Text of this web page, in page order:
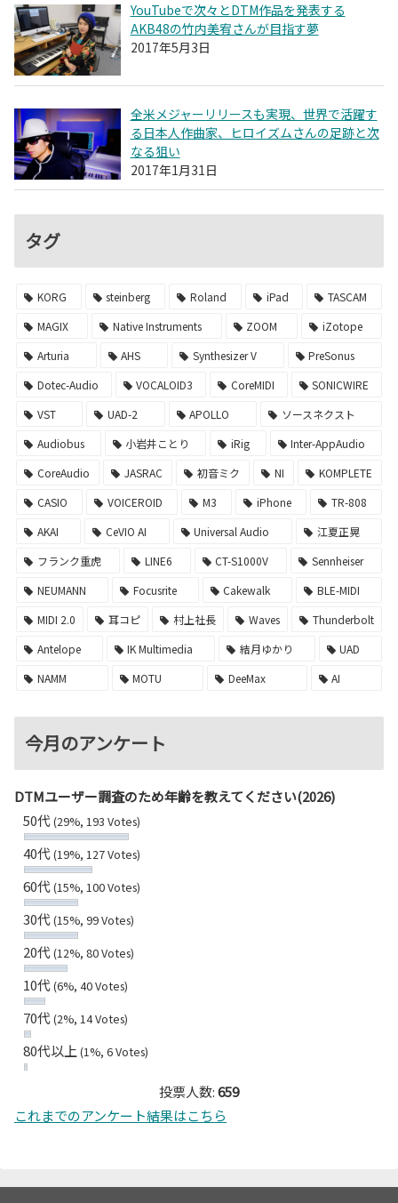
YouTubeで次々とDTM作品を発表する
AKB48の竹内美宥さんが目指す夢
2017年5月3日
全米メジャーリリースも実現、世界で活躍す
る日本人作曲家、ヒロイズムさんの足跡と次
なる狙い
2017年1月31日
タグ
KORG steinberg Roland iPad
TASCAM
MAGIX
Native Instruments ZOOM
iZotope
Arturia
AHS Synthesizer V
PreSonus
Dotec-Audio
VOCALOID3 CoreMIDI
SONICWIRE
VST
UAD-2 APOLLO
ソースネクスト
Audiobus
小岩井ことり iRig
Inter-AppAudio
CoreAudio
JASRAC 初音ミク NI
KOMPLETE
CASIO
VOICEROID M3 iPhone
TR-808
AKAI
CeVIO AI Universal Audio
江夏正晃
フランク重虎
LINE6 CT-S1000V
Sennheiser
NEUMANN
Focusrite Cakewalk
BLE-MIDI
MIDI 2.0
耳コピ 村上社長 Waves
Thunderbolt
Antelope
IK Multimedia 結月ゆかり
UAD
NAMM
MOTU DeeMax AI
今月のアンケート
DTMユーザー調査のため年齢を教えてください(2026)
50代(29%, 193 Votes)
40代(19%, 127 Votes)
60代(15%, 100 Votes)
30代(15%, 99 Votes)
20代(12%, 80 Votes)
10代(6%, 40 Votes)
70代(2%, 14 Votes)
80代以上 (1%, 6 Votes)
投票人数:659
これまでのアンケート結果はこちら